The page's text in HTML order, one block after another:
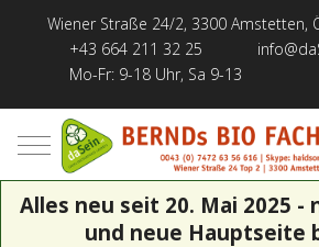
Wiener Straße 24/2, 3300 Amstetten,
+43 664 211 32 25
Mo-Fr: 9-18 Uhr, Sa 9-13
Mobile Menu Toggle
Alles neu seit 20. Mai 2025 -
und neue Hauptseite